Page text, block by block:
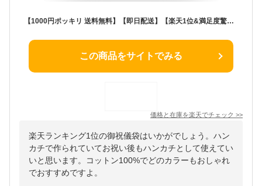
【1000円ポッキリ 送料無料】【即日配送】【楽天1位&満足度驚異の92％！】ご祝儀袋 結婚式 結婚式のお祝い後もハンカチとして使える、日本製コットン100%のサステナブルな御祝儀袋 結婚 お祝い 婚礼 のし袋 金封 出産祝い 内祝い 10万円 花柄 綿100% かわいい
この商品をサイトでみる
価格と在庫を楽天でチェック >>
楽天ランキング1位の御祝儀袋はいかがでしょう。ハン
カチで作られていてお祝い後もハンカチとして使えてい
いと思います。コットン100%でどのカラーもおしゃれ
でおすすめですよ。